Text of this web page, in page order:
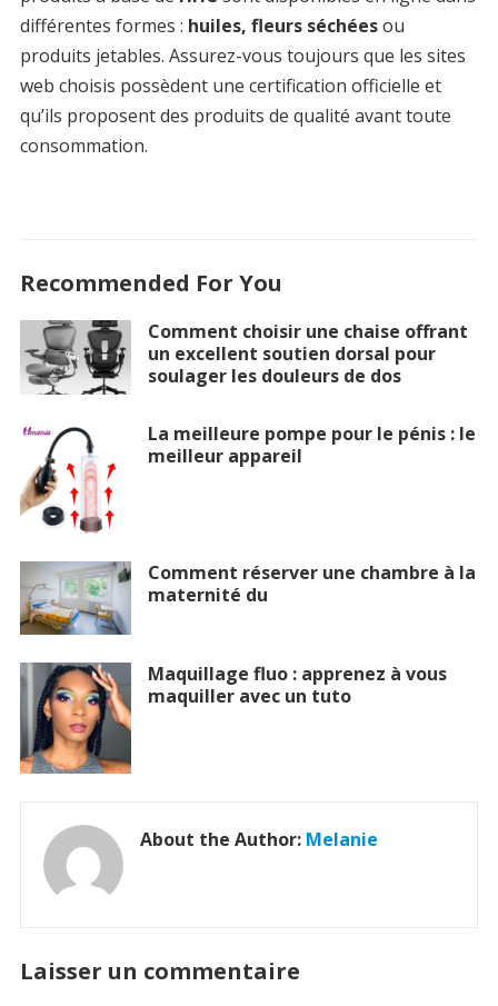
différentes formes : huiles, fleurs séchéesou
produits jetables. Assurez-vous toujours que les sites
web choisis possèdent une certification officielle et
qu’ils proposent des produits de qualité avant toute
consommation.
Recommended For You
Comment choisir une chaise offrant
un excellent soutien dorsal pour
soulager les douleurs de dos
La meilleure pompe pour le pénis : le
meilleur appareil
Comment réserver une chambre à la
maternité du
Maquillage fluo : apprenez à vous
maquiller avec un tuto
About the Author: Melanie
Laisser un commentaire